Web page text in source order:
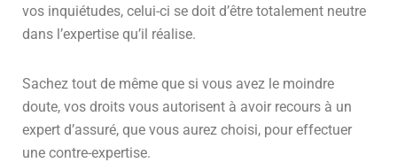
vos inquiétudes, celui-ci se doit d’être totalement neutre
dans l’expertise qu’il réalise.
Sachez tout de même que si vous avez le moindre
doute, vos droits vous autorisent à avoir recours à un
expert d’assuré, que vous aurez choisi, pour effectuer
une contre-expertise.